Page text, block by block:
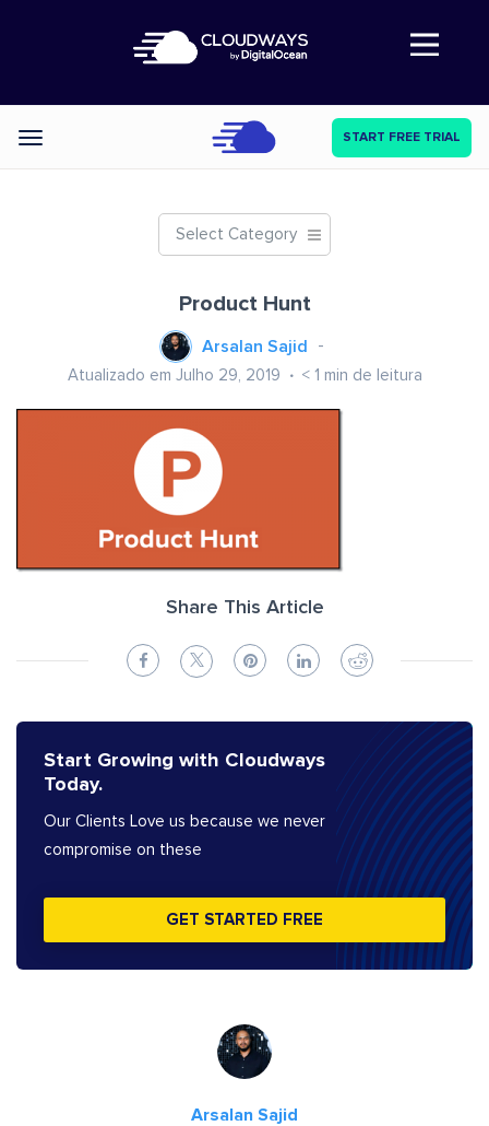
Abre a navegação
Categories START FREE TRIAL
Select Category
Product Hunt
Arsalan Sajid
Atualizado em Julho 29, 2019 < 1 min de leitura
Share This Article
Start Growing with Cloudways
Today.
Our Clients Love us because we never
compromise on these
GET STARTED FREE
Arsalan Sajid